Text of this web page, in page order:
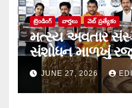
ట్రెండింగ్ వార్త‌లు వెబ్ ప్రత్యేకం
મત્સ્ય અવતાર
સંશોધન માળખું
JUNE 27, 2026